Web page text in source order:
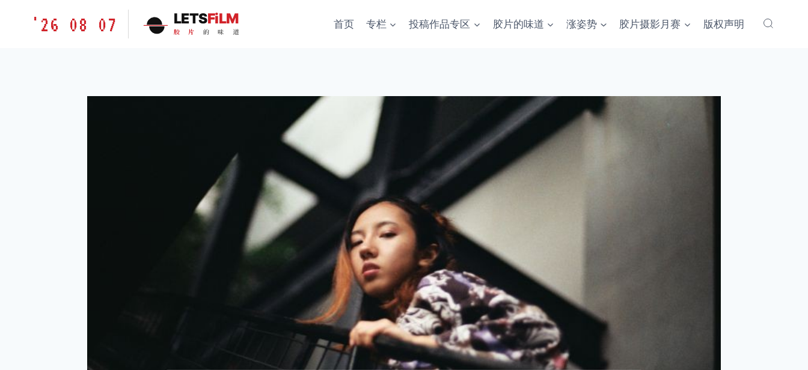
胶'26 08 07 LETSFiLM
胶 片 的 味 道
首页 专栏 投稿作品专区 胶片的味道 涨姿势 胶片摄影月赛 版权声明